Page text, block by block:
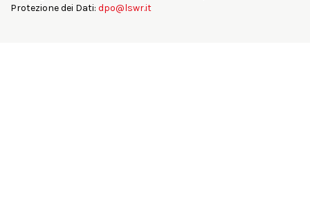
Protezione dei Dati: dpo@lswr.it